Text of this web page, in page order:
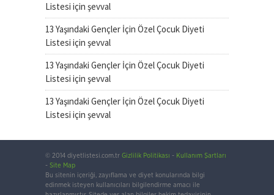
Listesi için şevval
13 Yaşındaki Gençler İçin Özel Çocuk Diyeti
Listesi için şevval
13 Yaşındaki Gençler İçin Özel Çocuk Diyeti
Listesi için şevval
13 Yaşındaki Gençler İçin Özel Çocuk Diyeti
Listesi için şevval
© 2014 diyetlistesi.com.tr Gizlilik Politikası - Kullanım Şartları
- Site Map
Bu sitenin içeriği, zayıflama ve diyet konularında bilgi
edinmek isteyen kullanıcıları bilgilendirme amacı ile